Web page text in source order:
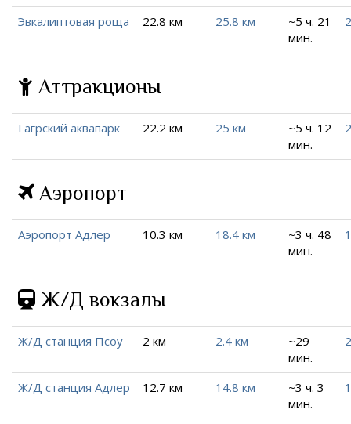
Эвкалиптовая роща 22.8 км 25.8 км
~5 ч. 21
мин.
Аттракционы
Гагрский аквапарк 22.2 км 25 км
~5 ч. 12
мин.
Аэропорт
Аэропорт Адлер 10.3 км 18.4 км
~3 ч. 48
мин.
Ж/Д вокзалы
Ж/Д станция Псоу 2 км 2.4 км
~29
мин.
Ж/Д станция Адлер 12.7 км 14.8 км
~3 ч. 3
мин.